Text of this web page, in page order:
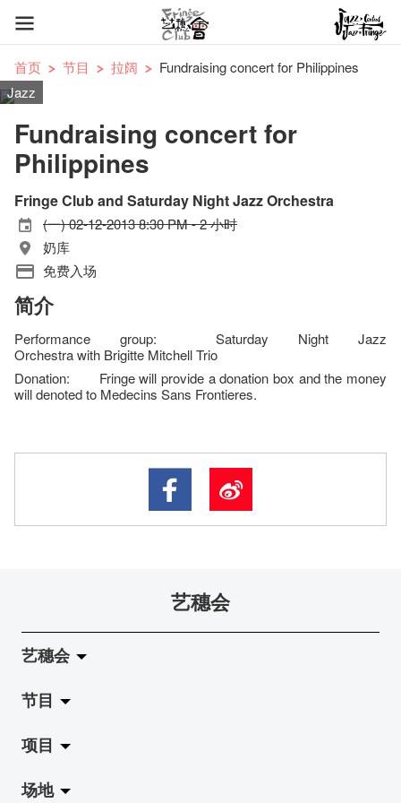
首页 节目 拉阔
Fundraising concert for Philippines
Jazz
Fundraising concert for
Philippines
Fringe Club and Saturday Night Jazz Orchestra
(一) 02-12-2013 8:30 PM - 2 小时
奶库
免费入场
简介
Performance group: Saturday Night Jazz
Orchestra with Brigitte Mitchell Trio
Donation: Fringe will provide a donation box and the money
will denoted to Medecins Sans Frontieres.
艺穗会
艺穗会
关于艺穗会
艺穗会的演化
使命与宗旨
节目
拉阔
展览
项目
Jazz-Go-Central, Jazz-Go-Fringe
场地